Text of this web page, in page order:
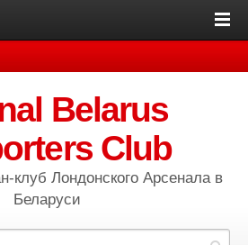
Belarus
Club
Лондонского Арсенала в
Беларуси